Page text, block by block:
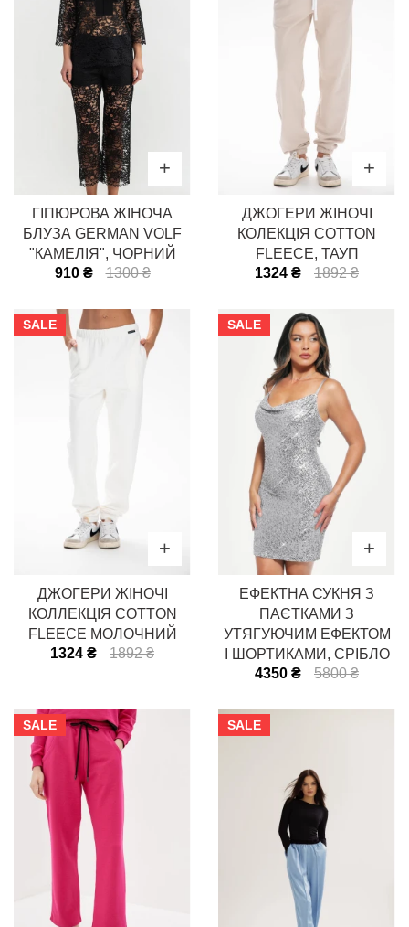
ГІПЮРОВА ЖІНОЧА
БЛУЗА GERMAN VOLF
"КАМЕЛІЯ", ЧОРНИЙ
910 ₴
1300 ₴
ДЖОГЕРИ ЖІНОЧІ
КОЛЕКЦІЯ COTTON
FLEECE, ТАУП
1324 ₴
1892 ₴
SALE
ДЖОГЕРИ ЖІНОЧІ
КОЛЛЕКЦІЯ COTTON
FLEECE МОЛОЧНИЙ
1324 ₴
1892 ₴
SALE
ЕФЕКТНА СУКНЯ З
ПАЄТКАМИ З
УТЯГУЮЧИМ ЕФЕКТОМ
І ШОРТИКАМИ, СРІБЛО
4350 ₴
5800 ₴
SALE SALE